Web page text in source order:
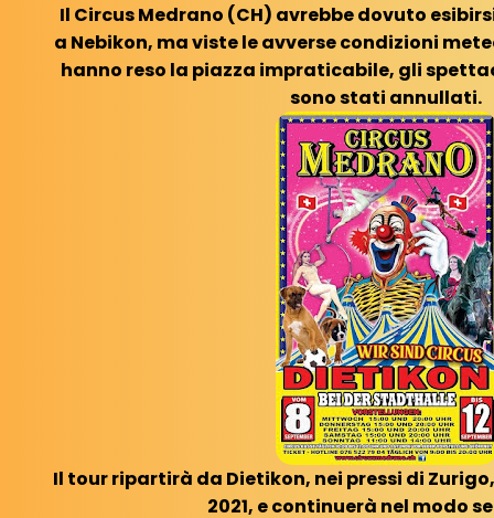
Il Circus Medrano (CH) avrebbe dovuto
a Nebikon, ma viste le avverse condizioni
hanno reso la piazza impraticabile, gli
sono stati annullati.
Il tour ripartirà da Dietikon, nei pressi di
2021, e continuerà nel modo